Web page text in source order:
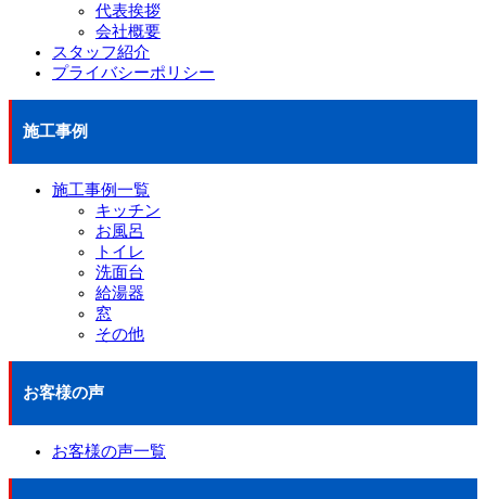
代表挨拶
会社概要
スタッフ紹介
プライバシーポリシー
施工事例
施工事例一覧
キッチン
お風呂
トイレ
洗面台
給湯器
窓
その他
お客様の声
お客様の声一覧